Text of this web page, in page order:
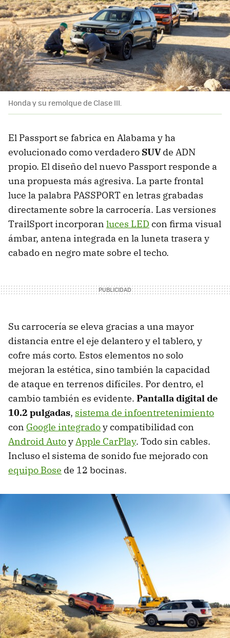
Honda y su remolque de Clase III.
El Passport se fabrica en Alabama y ha
evolucionado como verdadero SUVde ADN
propio. El diseño del nuevo Passport responde a
una propuesta más agresiva. La parte frontal
luce la palabra PASSPORT en letras grabadas
directamente sobre la carrocería. Las versiones
TrailSport incorporan luces LED con firma visual
ámbar, antena integrada en la luneta trasera y
cabado en negro mate sobre el techo.
Su carrocería se eleva gracias a una mayor
distancia entre el eje delantero y el tablero, y
cofre más corto. Estos elementos no solo
mejoran la estética, sino también la capacidad
de ataque en terrenos difíciles. Por dentro, el
cambio también es evidente. Pantalla digital de
10.2 pulgadas, sistema de infoentretenimiento
con Google integradoy compatibilidad con
Android AutoyApple CarPlay. Todo sin cables.
Incluso el sistema de sonido fue mejorado con
equipo Bose de 12 bocinas.